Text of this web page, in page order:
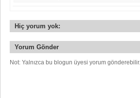
Hiç yorum yok:
Yorum Gönder
Not: Yalnızca bu blogun üyesi yorum gönderebilir.